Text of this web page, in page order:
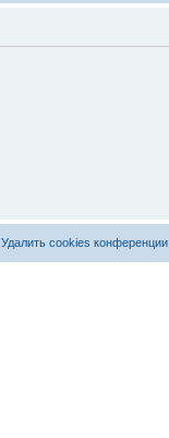
Удалить cookies конференции